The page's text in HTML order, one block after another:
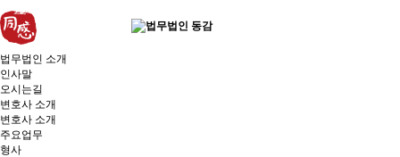
법무법인 소개
인사말
오시는길
변호사 소개
변호사 소개
주요업무
형사